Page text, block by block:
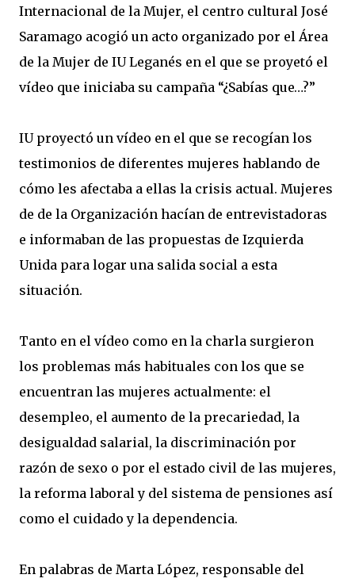
Internacional de la Mujer, el centro cultural José
Saramago acogió un acto organizado por el Área
de la Mujer de IU Leganés en el que se proyetó el
vídeo que iniciaba su campaña “¿Sabías que…?”
IU proyectó un vídeo en el que se recogían los
testimonios de diferentes mujeres hablando de
cómo les afectaba a ellas la crisis actual. Mujeres
de de la Organización hacían de entrevistadoras
e informaban de las propuestas de Izquierda
Unida para logar una salida social a esta
situación.
Tanto en el vídeo como en la charla surgieron
los problemas más habituales con los que se
encuentran las mujeres actualmente: el
desempleo, el aumento de la precariedad, la
desigualdad salarial, la discriminación por
razón de sexo o por el estado civil de las mujeres,
la reforma laboral y del sistema de pensiones así
como el cuidado y la dependencia.
En palabras de Marta López, responsable del